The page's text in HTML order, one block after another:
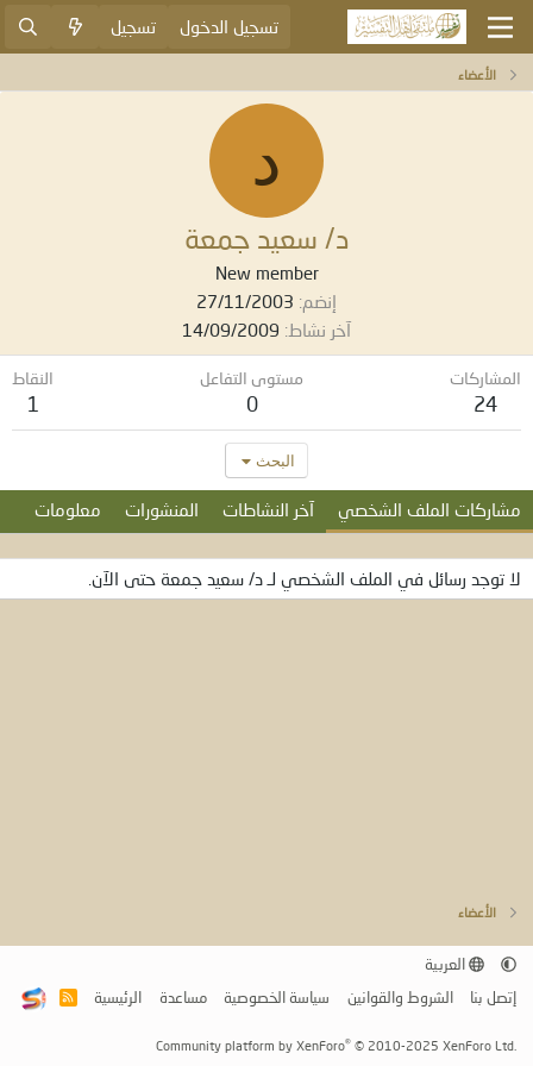
تسجيل الدخول تسجيل
الأعضاء
د
د/ سعيد جمعة
New member
إنضم 27/11/2003
آخر نشاط 14/09/2009
المشاركات
24
مستوى التفاعل
0
النقاط
1
البحث
مشاركات الملف الشخصي آخر النشاطات المنشورات معلومات
لا توجد رسائل في الملف الشخصي لـ د/ سعيد جمعة حتى الآن.
الأعضاء
العربية
إتصل بنا
الشروط والقوانين سياسة الخصوصية مساعدة الرئيسية
R
Community platform by XenForo® © 2010-2025 XenForo Ltd.